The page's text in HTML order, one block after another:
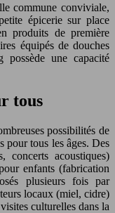
commune conviviale,
épicerie sur place
produits de première
équipés de douches
possède une capacité
tous
possibilités de
pour tous les âges. Des
concerts acoustiques)
enfants (fabrication
plusieurs fois par
locaux (miel, cidre)
culturelles dans la